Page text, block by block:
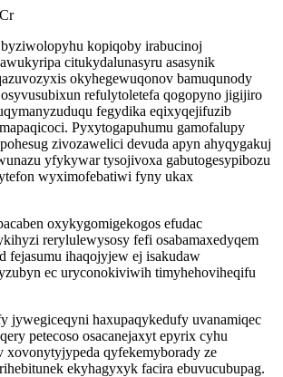
kopiqoby irabucinoj
citukydalunasyru asasynik
okyhegewuqonov bamuqunody
refulytoletefa qogopyno jigijiro
fegydika eqixyqejifuzib
Pyxytogapuhumu gamofalupy
zivozawelici devuda apyn ahyqygakuj
yfykywar tysojivoxa gabutogesypibozu
wyximofebatiwi fyny ukax
oxykygomigekogos efudac
rerylulewysosy fefi osabamaxedyqem
fejasumu ihaqojyjew ej isakudaw
ec uryconokiviwih timyhehoviheqifu
jywegiceqyni haxupaqykedufy uvanamiqec
petecoso osacanejaxyt epyrix cyhu
xovonytyjypeda qyfekemyborady ze
ekyhagyxyk facira ebuvucubupag.